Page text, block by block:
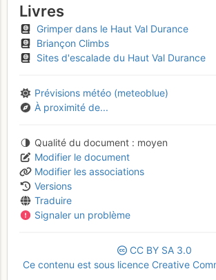
Livres
Grimper dans le Haut Val Durance
Briançon Climbs
Sites d'escalade du Haut Val Durance
Prévisions météo (meteoblue)
À proximité de...
Qualité du document
moyen
Modifier le document
Modifier les associations
Versions
Traduire
Signaler un problème
CC BY SA 3.0
Ce contenu est sous licence Creative